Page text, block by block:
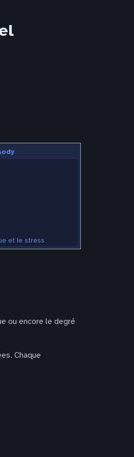
et le stress
ou encore le degré
Chaque